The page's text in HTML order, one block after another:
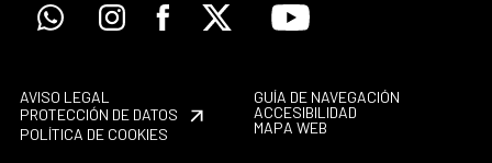
WhatsappInstagramFacebook
X Youtube
AVISO LEGAL
PROTECCIÓN DE DATOS
POLÍTICA DE COOKIES
GUÍA DE NAVEGACIÓN
ACCESIBILIDAD
MAPA WEB